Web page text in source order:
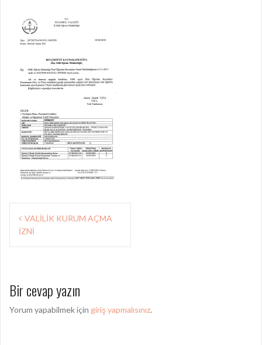
ı
d
o
VALİLİK KURUM AÇMA
İZNİ
Bir cevap yazın
Yorum yapabilmek için giriş yapmalısınız.